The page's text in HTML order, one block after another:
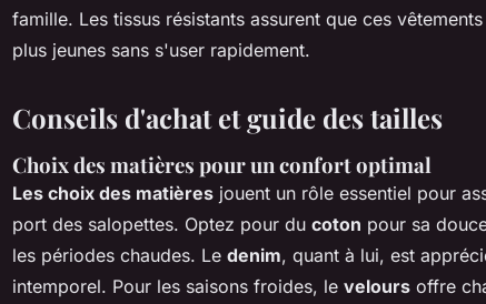
famille. Les tissus résistants assurent que ces
plus jeunes sans s'user rapidement.
Conseils d'achat et guide des tailles
Choix des matières pour un confort optimal
Les choix des matières jouent un rôle essentiel pour
port des salopettes. Optez pour du coton pour sa
les périodes chaudes. Le denim, quant à lui, est
intemporel. Pour les saisons froides, le velours offre